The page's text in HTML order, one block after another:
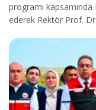
programı
ederek Rektör Prof.